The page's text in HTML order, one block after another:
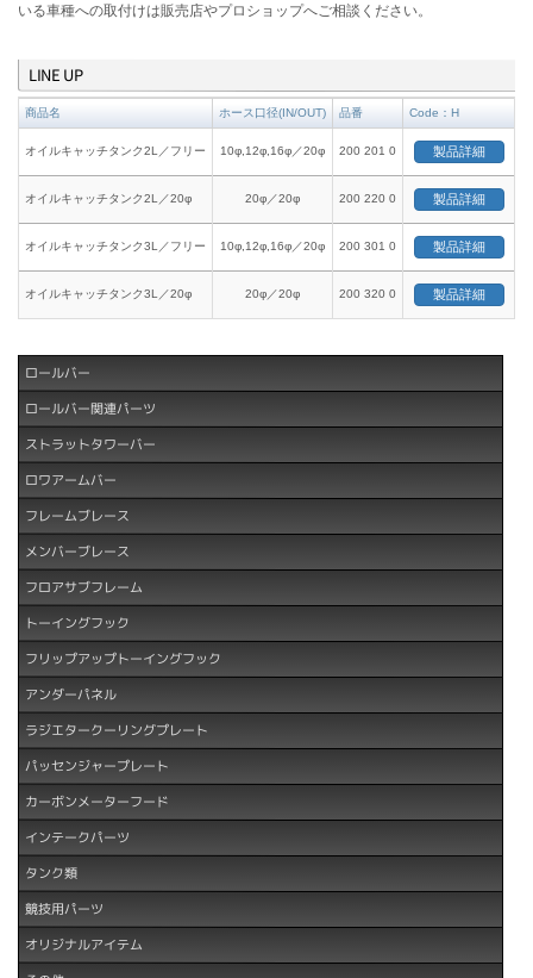
いる車種への取付けは販売店やプロショップへご相談ください。
LINE UP
商品名 ホース口径(IN/OUT) 品番 Code：H
オイルキャッチタンク2L／フリー 10φ,12φ,16φ／20φ 200 201 0 製品詳細
オイルキャッチタンク2L／20φ 20φ／20φ 200 220 0 製品詳細
オイルキャッチタンク3L／フリー 10φ,12φ,16φ／20φ 200 301 0 製品詳細
オイルキャッチタンク3L／20φ 20φ／20φ 200 320 0 製品詳細
ロールバー
ロールバー関連パーツ
ストラットタワーバー
ロワアームバー
フレームブレース
メンバーブレース
フロアサブフレーム
トーイングフック
フリップアップトーイングフック
アンダーパネル
ラジエタークーリングプレート
パッセンジャープレート
カーボンメーターフード
インテークパーツ
タンク類
競技用パーツ
オリジナルアイテム